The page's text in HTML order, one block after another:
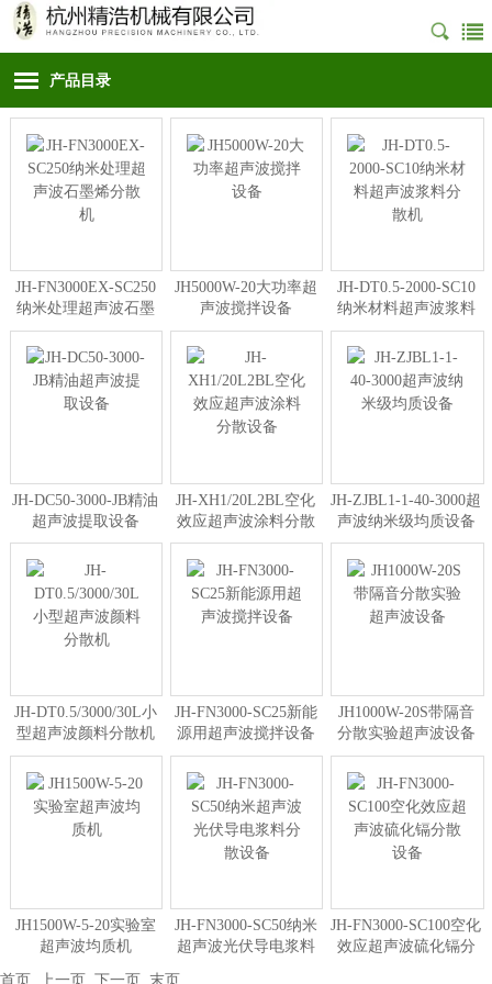
产品目录
JH-FN3000EX-SC250
纳米处理超声波石墨
烯分散机
JH5000W-20大功率超
声波搅拌设备
JH-DT0.5-2000-SC10
纳米材料超声波浆料
分散机
JH-DC50-3000-JB精油
超声波提取设备
JH-XH1/20L2BL空化
效应超声波涂料分散
设备
JH-ZJBL1-1-40-3000超
声波纳米级均质设备
JH-DT0.5/3000/30L小
型超声波颜料分散机
JH-FN3000-SC25新能
源用超声波搅拌设备
JH1000W-20S带隔音
分散实验超声波设备
JH1500W-5-20实验室
超声波均质机
JH-FN3000-SC50纳米
超声波光伏导电浆料
JH-FN3000-SC100空化
效应超声波硫化镉分
首页 上一页 下一页 末页